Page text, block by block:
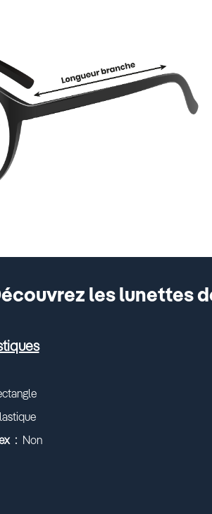
les lunettes
Non